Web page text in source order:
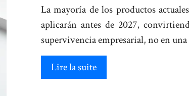
La mayoría de los productos
aplicarán antes de 2027,
supervivencia empresarial, no en
Lire la suite